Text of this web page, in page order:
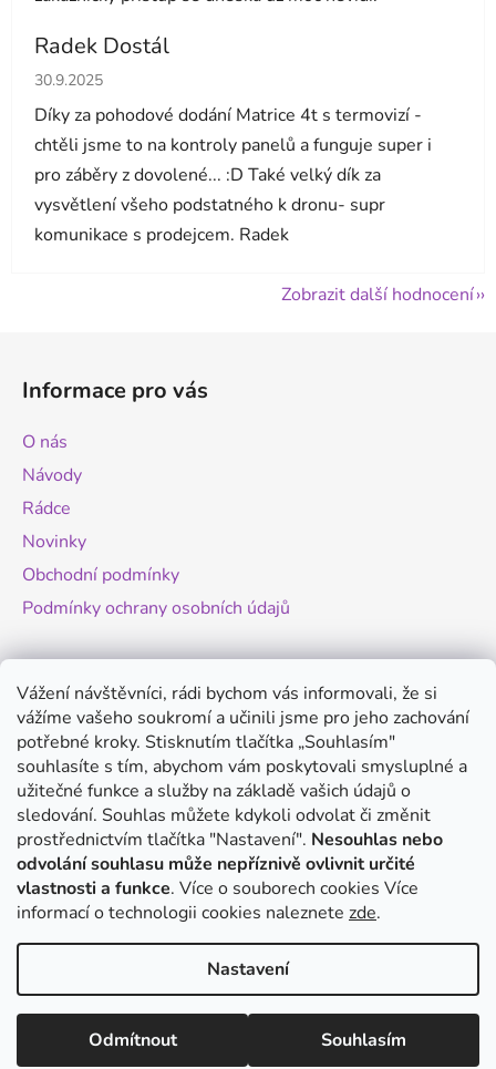
Vážení návštěvníci, rádi bychom vás informovali, že si
vážíme vašeho soukromí a učinili jsme pro jeho zachování
potřebné kroky. Stisknutím tlačítka „Souhlasím"
souhlasíte s tím, abychom vám poskytovali smysluplné a
užitečné funkce a služby na základě vašich údajů o
sledování. Souhlas můžete kdykoli odvolat či změnit
prostřednictvím tlačítka "Nastavení". Nesouhlas nebo
odvolání souhlasu může nepříznivě ovlivnit určité
vlastnosti a funkce. Více o souborech cookies Více
informací o technologii cookies naleznete zde.
Nastavení
Odmítnout Souhlasím
Radek Dostál
Hodnocení obchodu je 5 z 5 hvězdiček.
30.9.2025
Díky za pohodové dodání Matrice 4t s termovizí -
chtěli jsme to na kontroly panelů a funguje super i
pro záběry z dovolené... :D Také velký dík za
vysvětlení všeho podstatného k dronu- supr
komunikace s prodejcem. Radek
Zobrazit další hodnocení
Informace pro vás
O nás
Návody
Rádce
Novinky
Obchodní podmínky
Podmínky ochrany osobních údajů
Novinky
Změny legislativy pro provoz dronů - od
1.9.2025
20.8.2025
Antigravity A1 - revoluční minidron s 360°
kamerou
20.8.2025
DJI Mini 5 Pro - co víme o novém modelu?
Vytvořil Shoptet
Copyright 2026Eko Drony
. Všechna práva vyhrazena.